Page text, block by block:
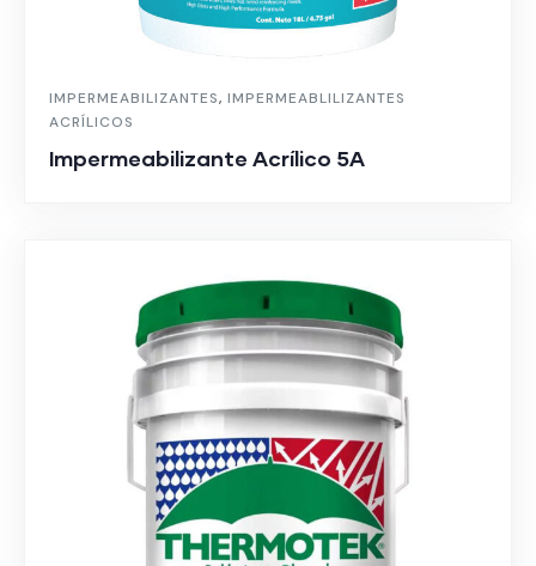
IMPERMEABILIZANTES, IMPERMEABLILIZANTES
ACRÍLICOS
Impermeabilizante Acrílico 5A